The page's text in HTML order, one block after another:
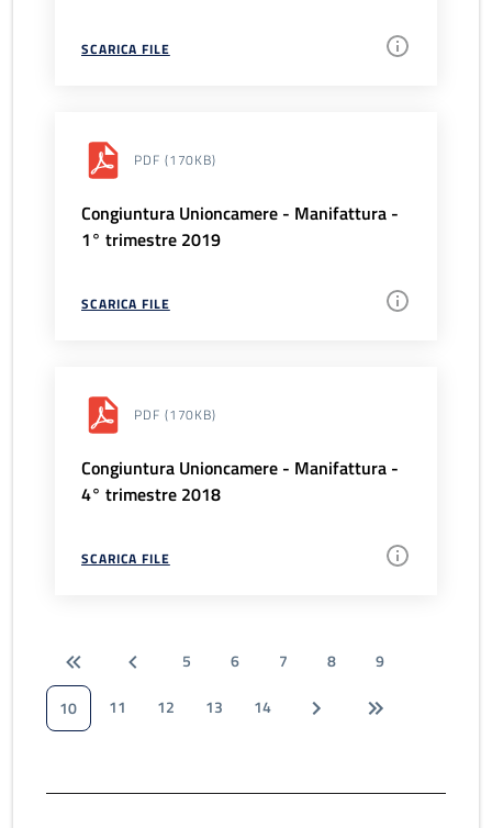
SCARICA FILE
PDF (170KB)
Congiuntura Unioncamere - Manifattura -
1° trimestre 2019
SCARICA FILE
PDF (170KB)
Congiuntura Unioncamere - Manifattura -
4° trimestre 2018
SCARICA FILE
5 6 7 8
9
10
11 12 13 14